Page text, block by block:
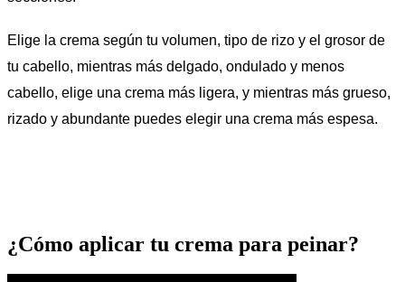
Elige la crema según tu volumen, tipo de rizo y el grosor de
tu cabello, mientras más delgado, ondulado y menos
cabello, elige una crema más ligera, y mientras más grueso,
rizado y abundante puedes elegir una crema más espesa.
¿Cómo aplicar tu crema para peinar?